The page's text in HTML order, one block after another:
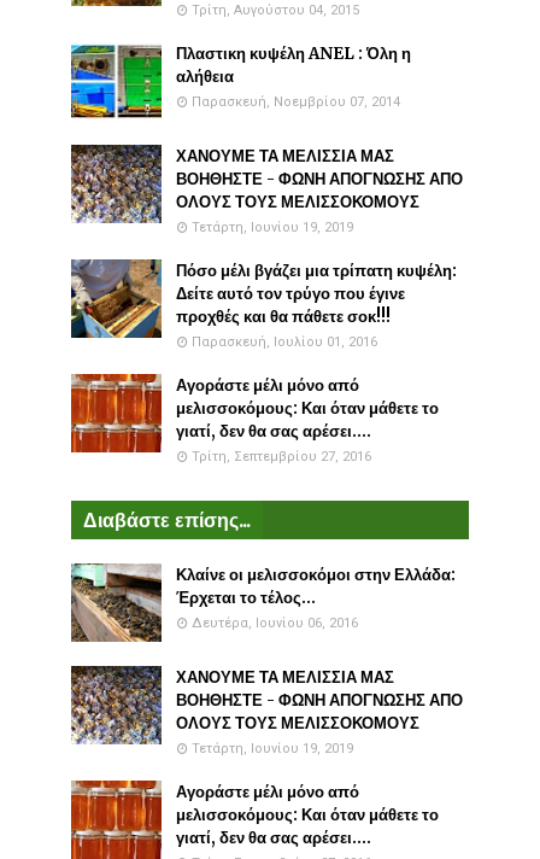
Τρίτη, Αυγούστου 04, 2015
Πλαστικη κυψέλη ANEL : Όλη η
αλήθεια
Παρασκευή, Νοεμβρίου 07, 2014
ΧΑΝΟΥΜΕ ΤΑ ΜΕΛΙΣΣΙΑ ΜΑΣ
ΒΟΗΘΗΣΤΕ - ΦΩΝΗ ΑΠΟΓΝΩΣΗΣ ΑΠΟ
ΟΛΟΥΣ ΤΟΥΣ ΜΕΛΙΣΣΟΚΟΜΟΥΣ
Τετάρτη, Ιουνίου 19, 2019
Πόσο μέλι βγάζει μια τρίπατη κυψέλη:
Δείτε αυτό τον τρύγο που έγινε
προχθές και θα πάθετε σοκ!!!
Παρασκευή, Ιουλίου 01, 2016
Αγοράστε μέλι μόνο από
μελισσοκόμους: Και όταν μάθετε το
γιατί, δεν θα σας αρέσει....
Τρίτη, Σεπτεμβρίου 27, 2016
Διαβάστε επίσης...
Κλαίνε οι μελισσοκόμοι στην Ελλάδα:
Έρχεται το τέλος...
Δευτέρα, Ιουνίου 06, 2016
ΧΑΝΟΥΜΕ ΤΑ ΜΕΛΙΣΣΙΑ ΜΑΣ
ΒΟΗΘΗΣΤΕ - ΦΩΝΗ ΑΠΟΓΝΩΣΗΣ ΑΠΟ
ΟΛΟΥΣ ΤΟΥΣ ΜΕΛΙΣΣΟΚΟΜΟΥΣ
Τετάρτη, Ιουνίου 19, 2019
Αγοράστε μέλι μόνο από
μελισσοκόμους: Και όταν μάθετε το
γιατί, δεν θα σας αρέσει....